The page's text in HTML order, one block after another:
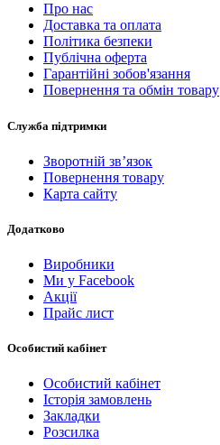
Про нас
Доставка та оплата
Політика безпеки
Публічна оферта
Гарантійні зобов'язання
Повернення та обмін товару
Служба підтримки
Зворотній зв’язок
Повернення товару
Карта сайту
Додатково
Виробники
Ми у Facebook
Акції
Прайс лист
Особистий кабінет
Особистий кабінет
Історія замовлень
Закладки
Розсилка